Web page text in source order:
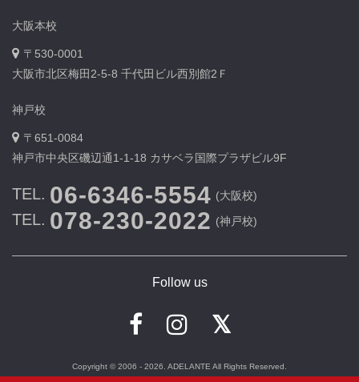
大阪本校
〒530-0001
大阪市北区梅田2-5-8 千代田ビル西別館2Ｆ
神戸校
〒651-0084
神戸市中央区磯辺通1-1-18 カサベラ国際プラザビル9F
TEL. 06-6346-5554 (大阪校)
TEL. 078-230-2022 (神戸校)
Follow us
Copyright © 2006 - 2026. ADELANTE All Rights Reserved.